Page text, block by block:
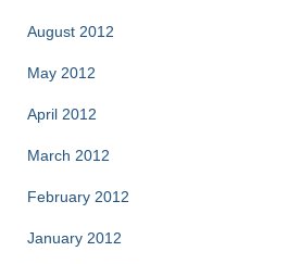
August 2012
May 2012
April 2012
March 2012
February 2012
January 2012